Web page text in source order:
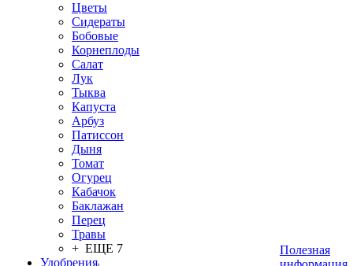
Цветы
Сидераты
Бобовые
Корнеплоды
Салат
Лук
Тыква
Капуста
Арбуз
Патиссон
Дыня
Томат
Огурец
Кабачок
Баклажан
Перец
Травы
+ ЕЩЕ 7
Удобрения
Полезная